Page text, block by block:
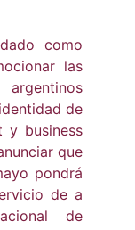
como
las
de
y business
que
pondrá
de a
de